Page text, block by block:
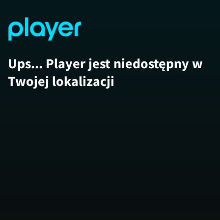
Ups... Player jest niedostępny w
Twojej lokalizacji